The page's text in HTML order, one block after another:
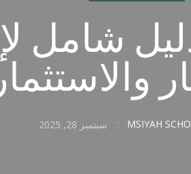
شامل
والاستثمار
MSIYAH سبتمبر 28, 2025